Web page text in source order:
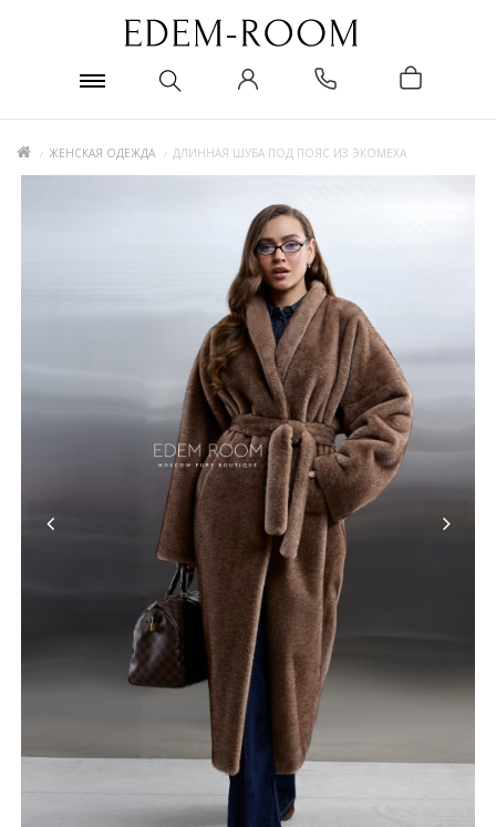
ЖЕНСКАЯ ОДЕЖДА ДЛИННАЯ ШУБА ПОД ПОЯС ИЗ ЭКОМЕХА